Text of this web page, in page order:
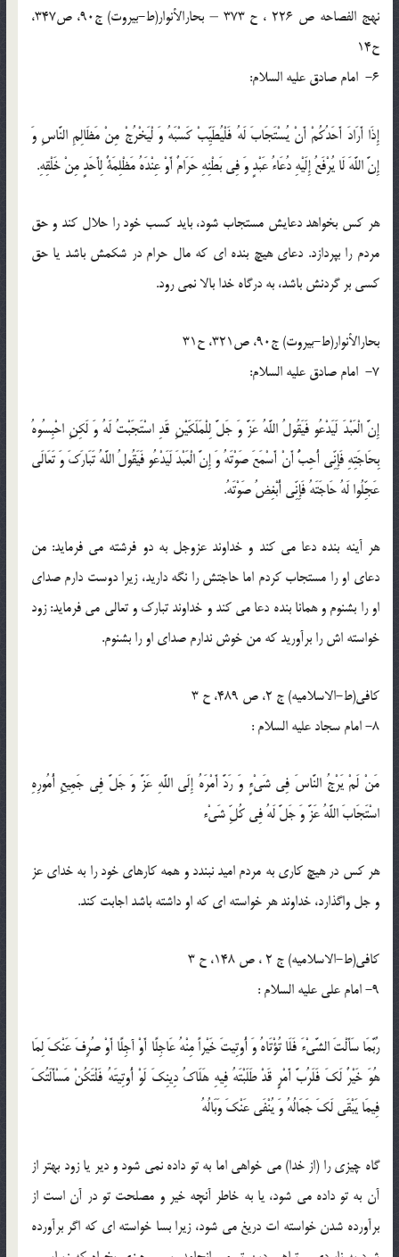
نهج الفصاحه ص 226 ، ح 373 – بحارالأنوار(ط-بیروت) ج90، ص347،
ح14
6- امام صادق عليه السلام:
إِذَا أَرَادَ أَحَدُكُمْ أَنْ يُسْتَجَابَ لَهُ فَلْيُطَيِّبْ كَسْبَهُ وَ لْيَخْرُجْ مِنْ مَظَالِمِ النَّاسِ وَ
إِنَّ اللَّهَ لَا يُرْفَعُ إِلَيْهِ دُعَاءُ عَبْدٍ وَ فِي بَطْنِهِ حَرَامٌ أَوْ عِنْدَهُ مَظْلِمَةٌ لِأَحَدٍ مِنْ خَلْقِهِ.
هر كس بخواهد دعايش مستجاب شود، بايد كسب خود را حلال كند و حق
مردم را بپردازد. دعاى هيچ بنده اى كه مال حرام در شكمش باشد يا حق
كسى بر گردنش باشد، به درگاه خدا بالا نمى رود.
بحارالأنوار(ط-بیروت) ج90، ص321، ح31
7- امام صادق عليه السلام:
إِنَّ الْعَبْدَ لَيَدْعُو فَيَقُولُ اللَّهُ عَزَّ وَ جَلَّ لِلْمَلَكَيْنِ قَدِ اسْتَجَبْتُ لَهُ وَ لَكِنِ احْبِسُوهُ
بِحَاجَتِهِ فَإِنِّي أُحِبُّ أَنْ أَسْمَعَ صَوْتَهُ وَ إِنَّ الْعَبْدَ لَيَدْعُو فَيَقُولُ اللَّهُ تَبَارَكَ وَ تَعَالَى
عَجِّلُوا لَهُ حَاجَتَهُ فَإِنِّي أُبْغِضُ صَوْتَهُ.
هر آينه بنده دعا مى كند و خداوند عزوجل به دو فرشته مى فرمايد: من
دعاى او را مستجاب كردم اما حاجتش را نگه داريد، زيرا دوست دارم صداى
او را بشنوم و همانا بنده دعا مى كند و خداوند تبارك و تعالى مى فرمايد: زود
خواسته اش را برآوريد كه من خوش ندارم صداى او را بشنوم.
كافى(ط-الاسلامیه) ج 2، ص 489، ح 3
8- امام سجاد علیه السلام :
مَنْ لَمْ يَرْجُ النَّاسَ فِي شَيْ‏ءٍ وَ رَدَّ أَمْرَهُ إِلَى اللَّهِ عَزَّ وَ جَلَّ فِي جَمِيعِ أُمُورِهِ
اسْتَجَابَ اللَّهُ عَزَّ وَ جَلَّ لَهُ فِي كُلِّ شَيْ‏ء
هر كس در هيچ كارى به مردم اميد نبندد و همه كارهاى خود را به خداى عز
و جل واگذارد، خداوند هر خواسته اى كه او داشته باشد اجابت كند.
كافى(ط-الاسلامیه) ج 2 ، ص 148، ح 3
9- امام علی علیه السلام :
رُبَّمَا سَأَلْتَ الشَّيْ‏ءَ فَلَا تُؤْتَاهُ وَ أُوتِيتَ خَيْراً مِنْهُ عَاجِلًا أَوْ آجِلًا أَوْ صُرِفَ عَنْكَ لِمَا
هُوَ خَيْرٌ لَكَ فَلَرُبَّ أَمْرٍ قَدْ طَلَبْتَهُ فِيهِ هَلَاكُ دِينِكَ لَوْ أُوتِيتَهُ فَلْتَكُنْ مَسْأَلَتُكَ
فِيمَا يَبْقَى لَكَ جَمَالُهُ وَ يُنْفَى عَنْكَ وَبَالُهُ
گاه چيزى را (از خدا) مى خواهى اما به تو داده نمى شود و دير يا زود بهتر از
آن به تو داده مى شود، يا به خاطر آنچه خير و مصلحت تو در آن است از
برآورده شدن خواسته ات دريغ مى شود، زيرا بسا خواسته اى كه اگر برآورده